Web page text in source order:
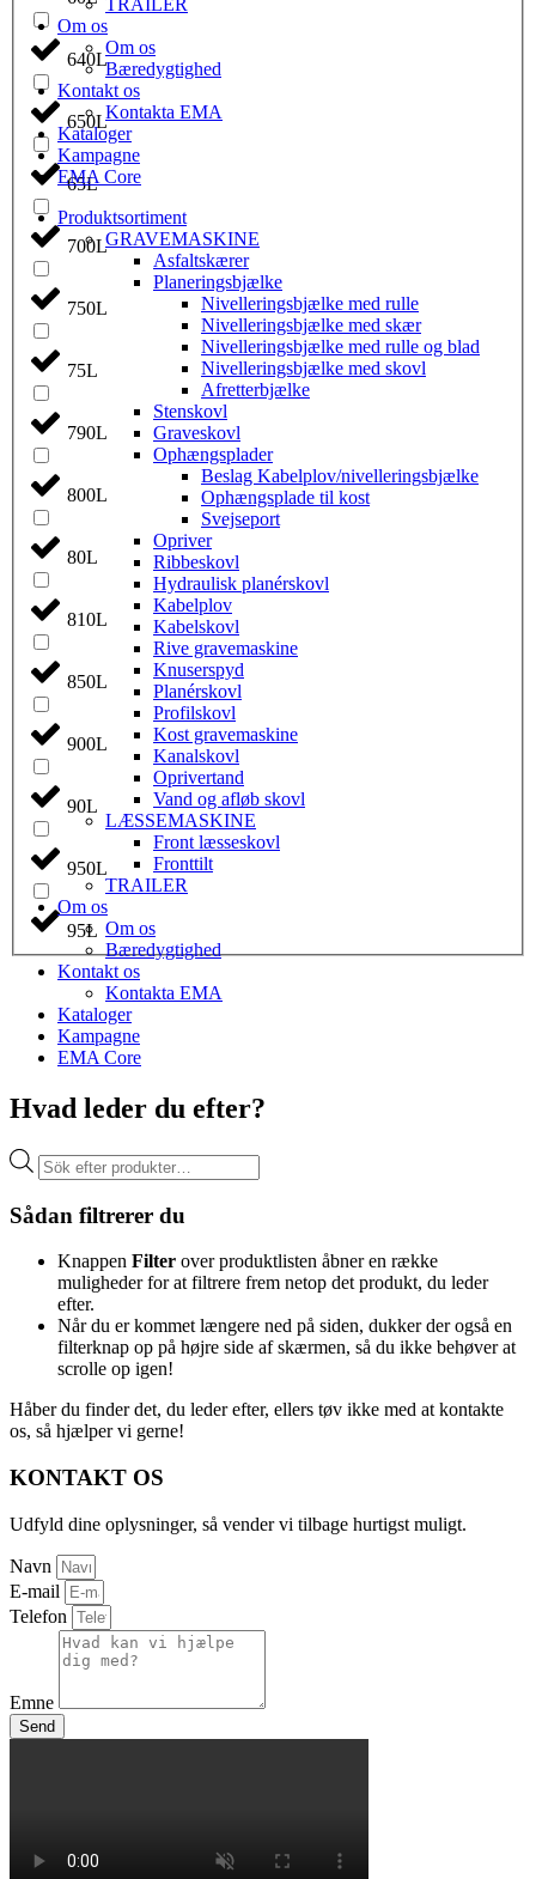
640L
650L
65L
700L
750L
75L
790L
800L
80L
810L
850L
900L
90L
950L
95L
TRAILER
Om os
Om os
Bæredygtighed
Kontakt os
Kontakta EMA
Kataloger
Kampagne
EMA Core
Produktsortiment
GRAVEMASKINE
Asfaltskærer
Planeringsbjælke
Nivelleringsbjælke med rulle
Nivelleringsbjælke med skær
Nivelleringsbjælke med rulle og blad
Nivelleringsbjælke med skovl
Afretterbjælke
Stenskovl
Graveskovl
Ophængsplader
Beslag Kabelplov/nivelleringsbjælke
Ophængsplade til kost
Svejseport
Opriver
Ribbeskovl
Hydraulisk planérskovl
Kabelplov
Kabelskovl
Rive gravemaskine
Knuserspyd
Planérskovl
Profilskovl
Kost gravemaskine
Kanalskovl
Oprivertand
Vand og afløb skovl
LÆSSEMASKINE
Front læsseskovl
Fronttilt
TRAILER
Om os
Om os
Bæredygtighed
Kontakt os
Kontakta EMA
Kataloger
Kampagne
EMA Core
Hvad leder du efter?
Products
search
Sådan filtrerer du
Knappen Filter over produktlisten åbner en række
muligheder for at filtrere frem netop det produkt, du leder
efter.
Når du er kommet længere ned på siden, dukker der også en
filterknap op på højre side af skærmen, så du ikke behøver at
scrolle op igen!
Håber du finder det, du leder efter, ellers tøv ikke med at kontakte
os, så hjælper vi gerne!
KONTAKT OS
Udfyld dine oplysninger, så vender vi tilbage hurtigst muligt.
Navn
E-mail
Telefon
Emne
Send